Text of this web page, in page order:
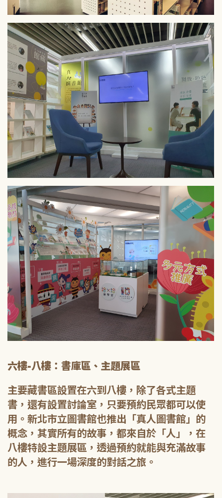
六樓-八樓：書庫區、主題展區
主要藏書區設置在六到八樓，除了各式主題
書，還有設置討論室，只要預約民眾都可以使
用。新北市立圖書館也推出「真人圖書館」的
概念，其實所有的故事，都來自於「人」，在
八樓特設主題展區，透過預約就能與充滿故事
的人，進行一場深度的對話之旅。